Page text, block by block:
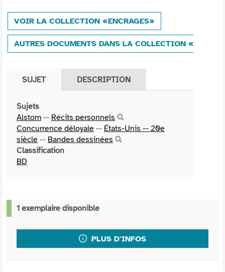
VOIR LA COLLECTION «ENCRAGES»
AUTRES DOCUMENTS DANS LA COLLECTION
SUJET DESCRIPTION
Sujets
Alstom -- Récits personnels
Concurrence déloyale -- États-Unis -- 20e
siècle -- Bandes dessinées
Classification
BD
1 exemplaire disponible
PLUS D'INFOS